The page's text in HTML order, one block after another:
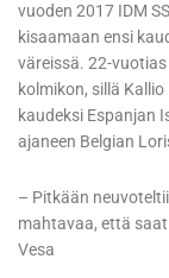
vuoden 2017 IDM
kisaamaan ensi
väreissä. 22-
kolmikon, sillä
kaudeksi Espanjan
ajaneen Belgian
– Pitkään
mahtavaa, että
Vesa